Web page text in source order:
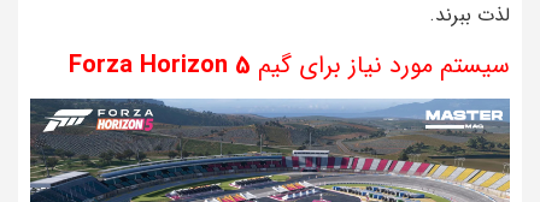
لذت ببرند.
سیستم مورد نیاز برای گیم Forza Horizon 5